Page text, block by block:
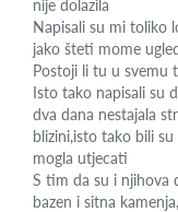
nije dolazila
Napisali su mi toliko
jako šteti mome
Postoji li tu u svemu
Isto tako napisali su
dva dana nestajala
blizini,isto tako bili
mogla utjecati
S tim da su i njihova
bazen i sitna